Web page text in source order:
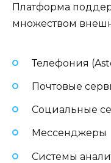
Платформа
множеством
Телефония
Почтовые
Социальные
Мессенджеры
Системы